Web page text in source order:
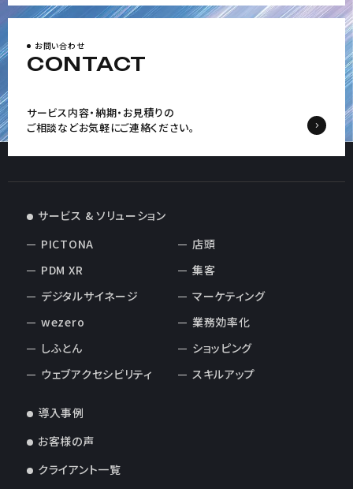
お問い合わせ
CONTACT
サービス内容・納期・お見積りの
ご相談などお気軽にご連絡ください。
サービス & ソリューション
PICTONA
PDM XR
デジタルサイネージ
wezero
しふとん
ウェブアクセシビリティ
店頭
集客
マーケティング
業務効率化
ショッピング
スキルアップ
導入事例
お客様の声
クライアント一覧